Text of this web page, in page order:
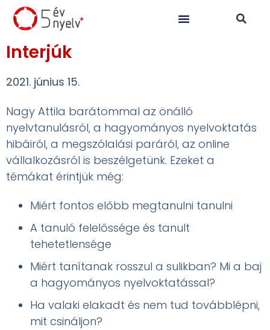
Interjúk
2021. június 15.
Nagy Attila barátommal az önálló
nyelvtanulásról, a hagyományos nyelvoktatás
hibáiról, a megszólalási paráról, az online
vállalkozásról is beszélgetünk. Ezeket a
témákat érintjük még:
Miért fontos előbb megtanulni tanulni
A tanuló felelőssége és tanult
tehetetlensége
Miért tanítanak rosszul a sulikban? Mi a baj
a hagyományos nyelvoktatással?
Ha valaki elakadt és nem tud továbblépni,
mit csináljon?